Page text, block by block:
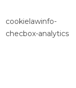
cookielawinfo-
checbox-analytics